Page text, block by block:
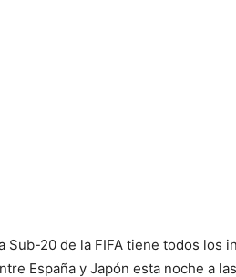
Sub-20 de la FIFA tiene todos
España y Japón esta noche a